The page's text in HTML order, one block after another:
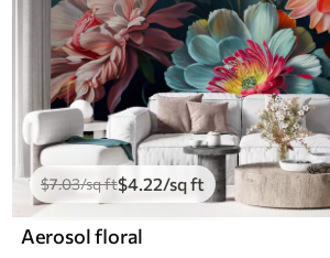
$7.03/sq ft$4.22/sq ft
Aerosol floral